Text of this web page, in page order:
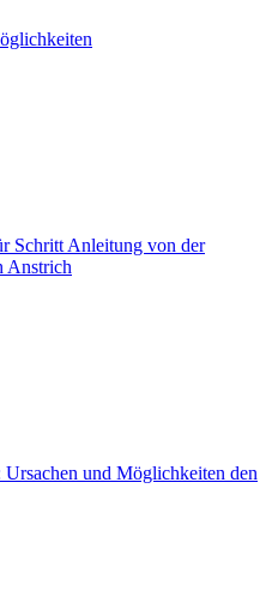
Schritt Anleitung von der
Anstrich
und Möglichkeiten den